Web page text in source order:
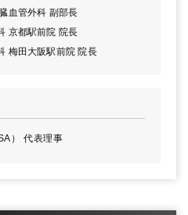
血管外科 副部長
京都駅前院 院長
梅田大阪駅前院 院長
） 代表理事